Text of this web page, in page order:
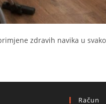
zdravih navika u
Račun